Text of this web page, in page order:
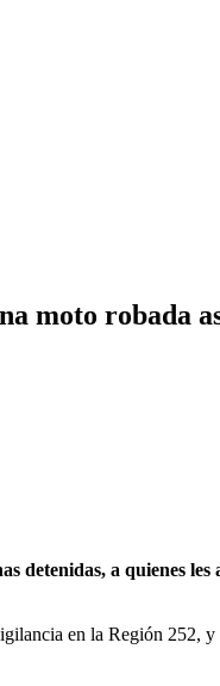
moto robada
a quienes
en la Región 252,